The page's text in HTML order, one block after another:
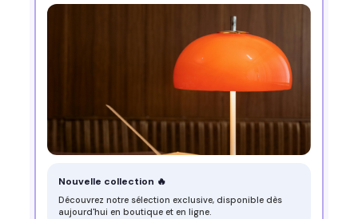
Nouvelle collection 🔥
Découvrez notre sélection exclusive, disponible dès
aujourd'hui en boutique et en ligne.